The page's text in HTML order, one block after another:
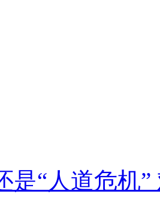
是“人道危机